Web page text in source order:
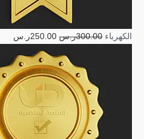
الكهرباء 300.00ر.س 250.00ر.س